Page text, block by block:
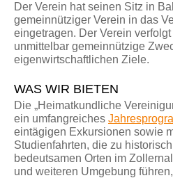
Der Verein hat seinen Sitz in
gemeinnütziger Verein in das
eingetragen. Der Verein
unmittelbar gemeinnützige
eigenwirtschaftlichen Ziele.
WAS WIR BIETEN
Die „Heimatkundliche
ein umfangreiches
eintägigen Exkursionen sowie
Studienfahrten, die zu
bedeutsamen Orten im
und weiteren Umgebung